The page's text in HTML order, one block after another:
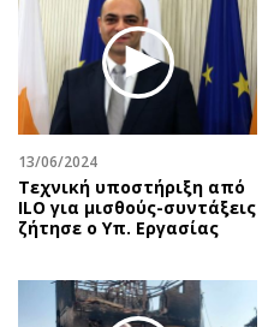
13/06/2024
Τεχνική υποστήριξη από
ILO για μισθούς-συντάξεις
ζήτησε ο Υπ. Εργασίας